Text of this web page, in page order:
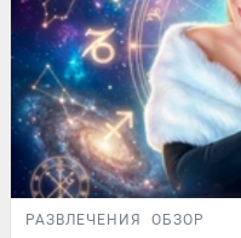
РАЗВЛЕЧЕНИЯ ОБЗОР